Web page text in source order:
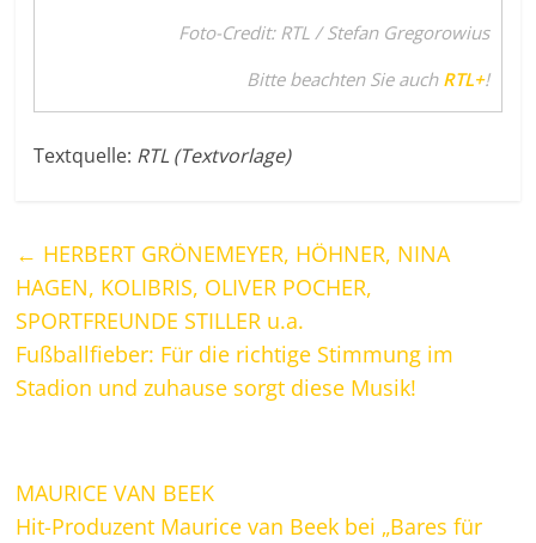
Foto-Credit: RTL / Stefan Gregorowius
Bitte beachten Sie auch RTL+!
Textquelle: RTL (Textvorlage)
← HERBERT GRÖNEMEYER, HÖHNER, NINA
HAGEN, KOLIBRIS, OLIVER POCHER,
SPORTFREUNDE STILLER u.a.
Fußballfieber: Für die richtige Stimmung im
Stadion und zuhause sorgt diese Musik!
MAURICE VAN BEEK
Hit-Produzent Maurice van Beek bei „Bares für